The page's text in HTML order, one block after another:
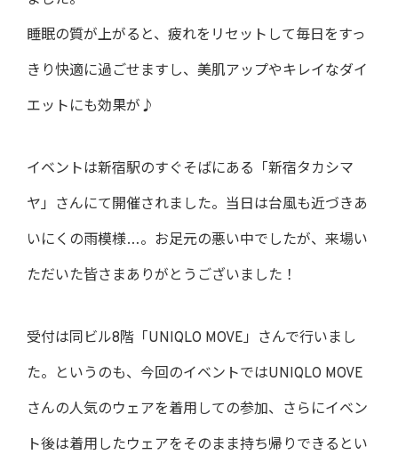
睡眠の質が上がると、疲れをリセットして毎日をすっ
きり快適に過ごせますし、美肌アップやキレイなダイ
エットにも効果が♪
イベントは新宿駅のすぐそばにある「新宿タカシマ
ヤ」さんにて開催されました。当日は台風も近づきあ
いにくの雨模様…。お足元の悪い中でしたが、来場い
ただいた皆さまありがとうございました！
受付は同ビル8階「UNIQLO MOVE」さんで行いまし
た。というのも、今回のイベントではUNIQLO MOVE
さんの人気のウェアを着用しての参加、さらにイベン
ト後は着用したウェアをそのまま持ち帰りできるとい